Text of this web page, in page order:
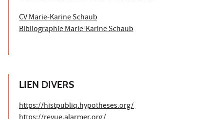
CV Marie-Karine Schaub
Bibliographie Marie-Karine Schaub
LIEN DIVERS
https://histpubliq.hypotheses.org/